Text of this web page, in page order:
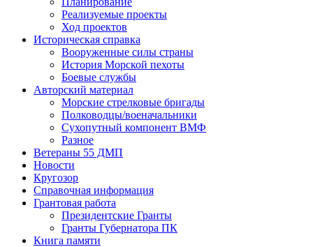
Реализуемые проекты
Ход проектов
Историческая справка
Вооруженные силы страны
История Морской пехоты
Боевые службы
Авторский материал
Морские стрелковые бригады
Полководцы/военачальники
Сухопутный компонент ВМФ
Разное
Ветераны 55 ДМП
Новости
Кругозор
Справочная информация
Грантовая работа
Президентские Гранты
Гранты Губернатора ПК
Книга памяти